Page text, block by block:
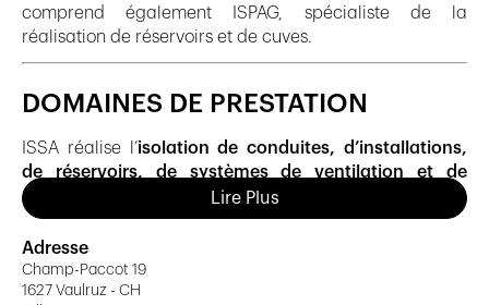
comprend également ISPAG, spécialiste de la
réalisation de réservoirs et de cuves.
DOMAINES DE PRESTATION
ISSA réalise l’isolation de conduites, d’installations,
de réservoirs, de systèmes de ventilation et de
plafonds
. L’offre est complétée par des
solutions
préfabriquées d’isolation et de tôlerie, réalisées dans
l’atelier de préfabrication.
Lire Plus
Adresse
Champ-Paccot 19
1627 Vaulruz - CH